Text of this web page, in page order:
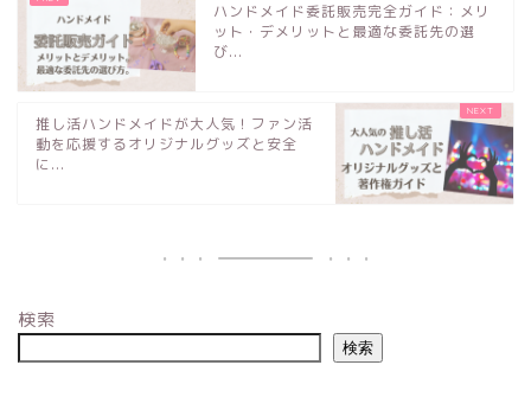
ハンドメイド委託販売完全ガイド：メリ
ット・デメリットと最適な委託先の選
び...
推し活ハンドメイドが大人気！ファン活
動を応援するオリジナルグッズと安全
に...
検索
検索